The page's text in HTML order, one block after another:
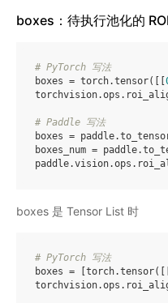
boxes：待执行池化的
# PyTorch 写法
boxes = torch.tensor([[
torchvision.ops .
# Paddle 写法
boxes = paddle.
boxes_num = paddle.
paddle.vision.ops .
boxes 是 Tensor List 时
# PyTorch 写法
boxes = torch.tensor([[
torchvision.ops .